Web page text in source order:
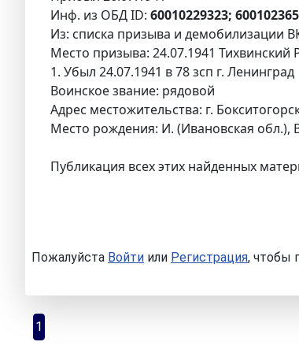
Инф. из ОБД ID: 60010229323;
Из: списка призыва и демобилизации
Место призыва: 24.07.1941 Тихвинский
1. Убыл 24.07.1941 в 78 зсп г. Ленинград
Воинское звание: рядовой
Адрес местожительства: г.
Место рождения: И. (Ивановская обл.),
Публикация всех этих найденных
Пожалуйста Войти или Регистрация, чтобы
1